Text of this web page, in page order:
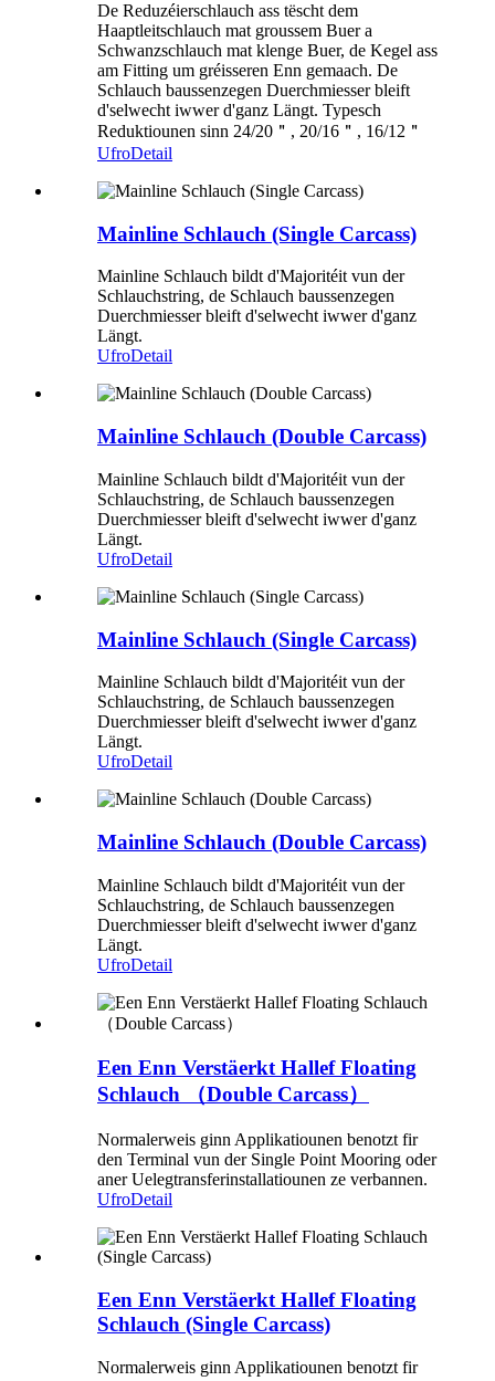
De Reduzéierschlauch ass tëscht dem
Haaptleitschlauch mat groussem Buer a
Schwanzschlauch mat klenge Buer, de Kegel ass
am Fitting um gréisseren Enn gemaach. De
Schlauch baussenzegen Duerchmiesser bleift
d'selwecht iwwer d'ganz Längt. Typesch
Reduktiounen sinn 24/20＂, 20/16＂, 16/12＂
UfroDetail
Mainline Schlauch (Single Carcass)
Mainline Schlauch bildt d'Majoritéit vun der
Schlauchstring, de Schlauch baussenzegen
Duerchmiesser bleift d'selwecht iwwer d'ganz
Längt.
UfroDetail
Mainline Schlauch (Double Carcass)
Mainline Schlauch bildt d'Majoritéit vun der
Schlauchstring, de Schlauch baussenzegen
Duerchmiesser bleift d'selwecht iwwer d'ganz
Längt.
UfroDetail
Mainline Schlauch (Single Carcass)
Mainline Schlauch bildt d'Majoritéit vun der
Schlauchstring, de Schlauch baussenzegen
Duerchmiesser bleift d'selwecht iwwer d'ganz
Längt.
UfroDetail
Mainline Schlauch (Double Carcass)
Mainline Schlauch bildt d'Majoritéit vun der
Schlauchstring, de Schlauch baussenzegen
Duerchmiesser bleift d'selwecht iwwer d'ganz
Längt.
UfroDetail
Een Enn Verstäerkt Hallef Floating
Schlauch （Double Carcass）
Normalerweis ginn Applikatiounen benotzt fir
den Terminal vun der Single Point Mooring oder
aner Uelegtransferinstallatiounen ze verbannen.
UfroDetail
Een Enn Verstäerkt Hallef Floating
Schlauch (Single Carcass)
Normalerweis ginn Applikatiounen benotzt fir